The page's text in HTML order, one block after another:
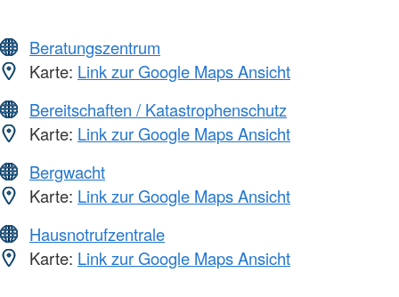
Beratungszentrum
Karte: Link zur Google Maps Ansicht
Bereitschaften / Katastrophenschutz
Karte: Link zur Google Maps Ansicht
Bergwacht
Karte: Link zur Google Maps Ansicht
Hausnotrufzentrale
Karte: Link zur Google Maps Ansicht